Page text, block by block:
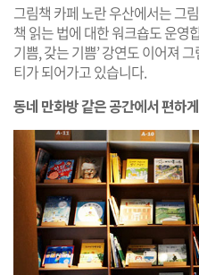
그림책 카페 노란 우산에서는 그
책 읽는 법에 대한 워크숍도 운영
기쁨, 갖는 기쁨’ 강연도 이어져
티가 되어가고 있습니다.
동네 만화방 같은 공간에서 편하